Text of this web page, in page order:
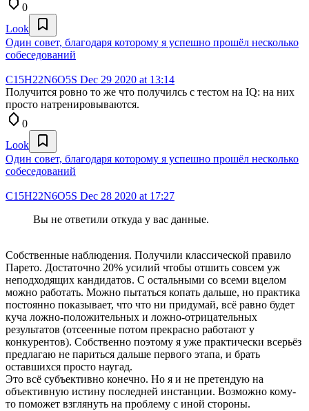
0
Look
Один совет, благодаря которому я успешно прошёл несколько
собеседований
C15H22N6O5S Dec 29 2020 at 13:14
Получится ровно то же что получилсь с тестом на IQ: на них
просто натренировываются.
0
Look
Один совет, благодаря которому я успешно прошёл несколько
собеседований
C15H22N6O5S Dec 28 2020 at 17:27
Вы не ответили откуда у вас данные.
Собственные наблюдения. Получили классической правило
Парето. Достаточно 20% усилий чтобы отшить совсем уж
неподходящих кандидатов. С остальными со всеми вцелом
можно работать. Можно пытаться копать дальше, но практика
постоянно показывает, что что ни придумай, всё равно будет
куча ложно-положительных и ложно-отрицательных
результатов (отсеенные потом прекрасно работают у
конкурентов). Собственно поэтому я уже практически всерьёз
предлагаю не париться дальше первого этапа, и брать
оставшихся просто наугад.
Это всё субъективно конечно. Но я и не претендую на
объективную истину последней инстанции. Возможно кому-
то поможет взглянуть на проблему с иной стороны.